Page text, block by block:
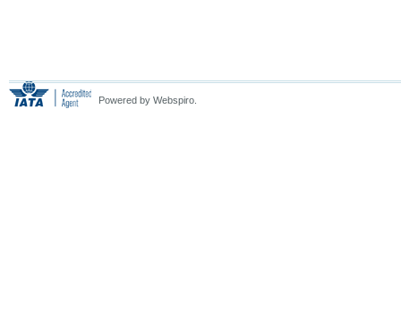
Powered by Webspiro.